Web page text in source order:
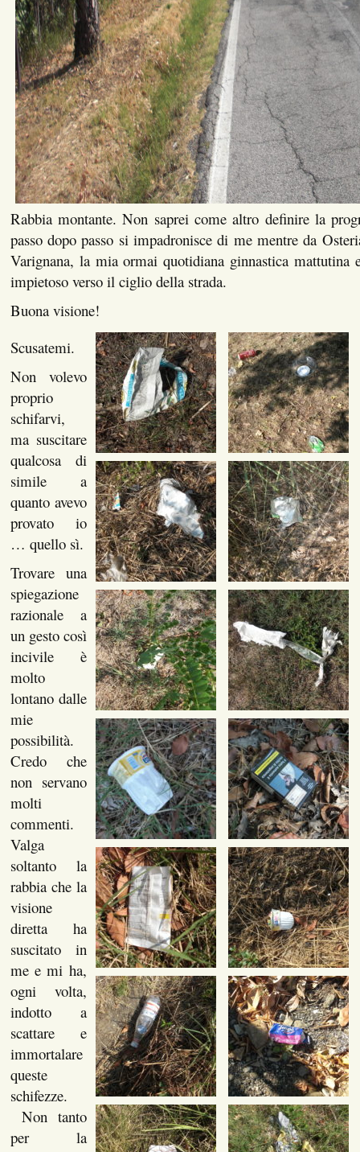
Rabbia montante. Non saprei come altro definire la
passo dopo passo si impadronisce di me mentre da
Varignana, la mia ormai quotidiana ginnastica mattutina
impietoso verso il ciglio della strada.
Buona visione!
Scusatemi.
Non volevo
proprio
schifarvi,
ma suscitare
qualcosa di
simile a
quanto avevo
provato io
… quello sì.
Trovare una
spiegazione
razionale a
un gesto così
incivile è
molto
lontano dalle
mie
possibilità.
Credo che
non servano
molti
commenti.
Valga
soltanto la
rabbia che la
visione
diretta ha
suscitato in
me e mi ha,
ogni volta,
indotto a
scattare e
immortalare
queste
schifezze.
Non tanto
per la